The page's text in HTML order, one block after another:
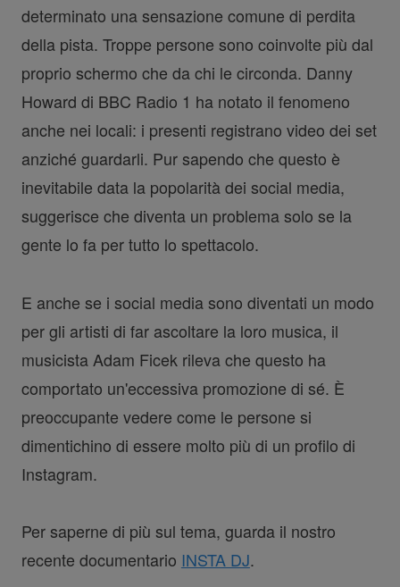
determinato una sensazione comune di perdita
della pista. Troppe persone sono coinvolte più dal
proprio schermo che da chi le circonda. Danny
Howard di BBC Radio 1 ha notato il fenomeno
anche nei locali: i presenti registrano video dei set
anziché guardarli. Pur sapendo che questo è
inevitabile data la popolarità dei social media,
suggerisce che diventa un problema solo se la
gente lo fa per tutto lo spettacolo.
E anche se i social media sono diventati un modo
per gli artisti di far ascoltare la loro musica, il
musicista Adam Ficek rileva che questo ha
comportato un'eccessiva promozione di sé. È
preoccupante vedere come le persone si
dimentichino di essere molto più di un profilo di
Instagram.
Per saperne di più sul tema, guarda il nostro
recente documentario INSTA DJ.